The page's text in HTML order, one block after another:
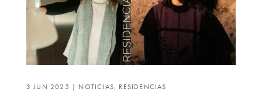
3 JUN 2025 | NOTICIAS, RESIDENCIAS